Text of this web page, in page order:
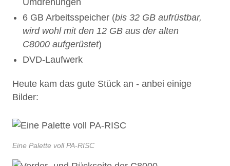
Umdrehungen
6 GB Arbeitsspeicher (bis 32 GB aufrüstbar,
wird wohl mit den 12 GB aus der alten
C8000 aufgerüstet)
DVD-Laufwerk
Heute kam das gute Stück an - anbei einige
Bilder:
Eine Palette voll PA-RISC